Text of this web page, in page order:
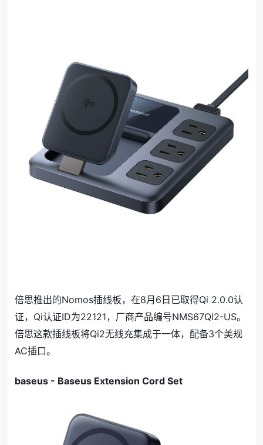
倍思推出的Nomos插线板，在8月6日已取得Qi 2.0.0认
证，Qi认证ID为22121，厂商产品编号NMS67QI2-US。
倍思这款插线板将Qi2无线充集成于一体，配备3个美规
AC插口。
baseus - Baseus Extension Cord Set